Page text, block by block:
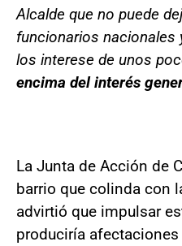
Alcalde que no puede
funcionarios nacionales
los interese de unos
encima del interés
La Junta de Acción de
barrio que colinda con
advirtió que impulsar
produciría afectaciones